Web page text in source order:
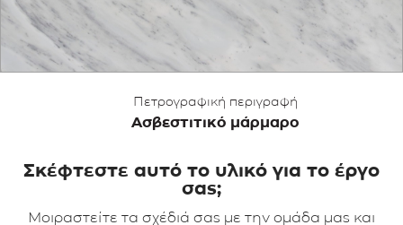
ΚΑΤΑΛΟΓΟΣ
Πετρογραφική περιγραφή
Ασβεστιτικό μάρμαρο
Σκέφτεστε αυτό το υλικό για το έργο
σας;
Μοιραστείτε τα σχέδιά σας με την ομάδα μας και